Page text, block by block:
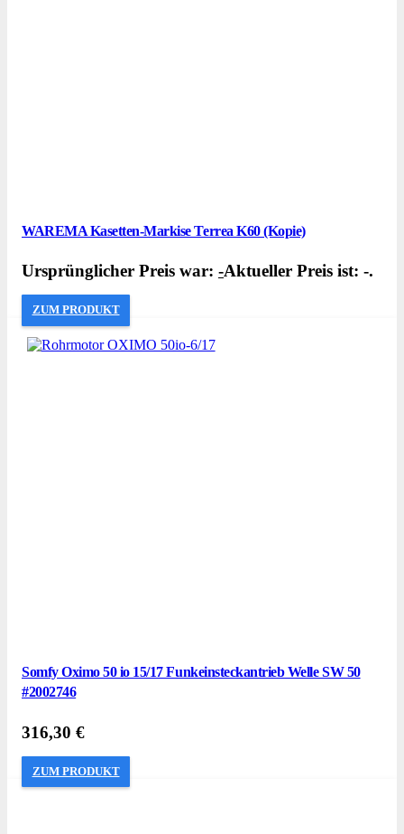
WAREMA Kasetten-Markise Terrea K60 (Kopie)
Ursprünglicher Preis war: -Aktueller Preis ist: -.
ZUM PRODUKT
Somfy Oximo 50 io 15/17 Funkeinsteckantrieb Welle SW 50
#2002746
316,30 €
ZUM PRODUKT